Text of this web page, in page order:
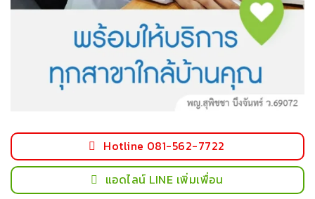
Hotline 081-562-7722
แอดไลน์ LINE เพิ่มเพื่อน